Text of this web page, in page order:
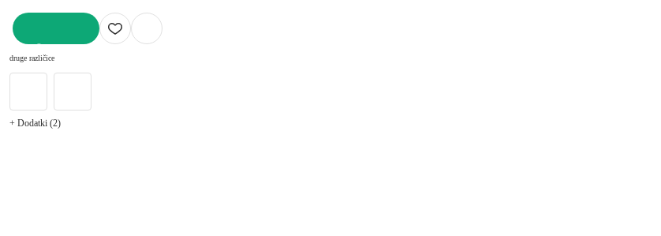
druge različice
+ Dodatki (2)